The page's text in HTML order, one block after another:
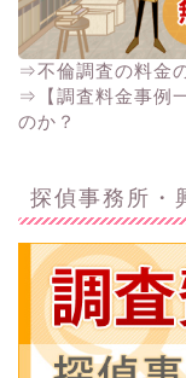
⇒不倫調査の料金
⇒【調査料金事例
のか？
探偵事務所・